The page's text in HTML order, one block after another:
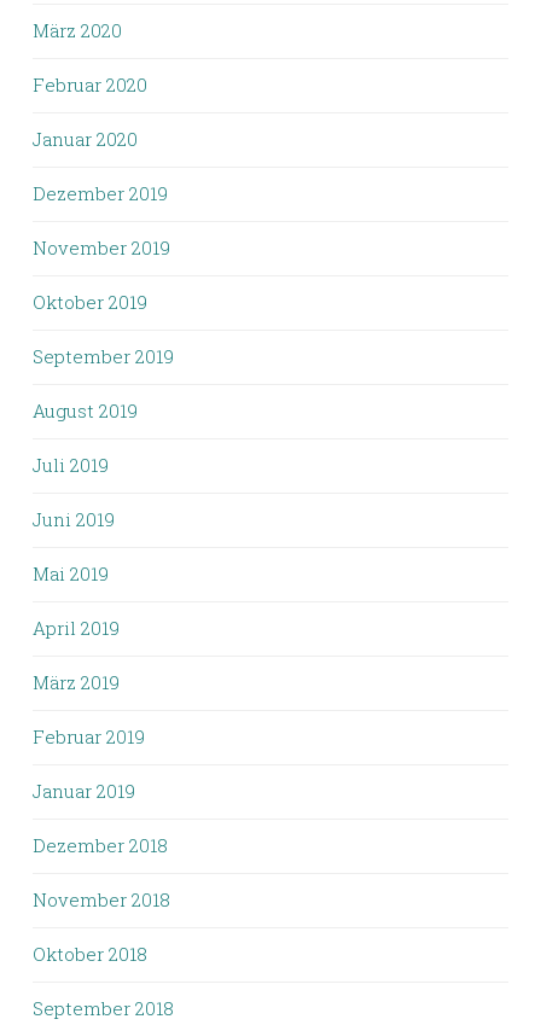
März 2020
Februar 2020
Januar 2020
Dezember 2019
November 2019
Oktober 2019
September 2019
August 2019
Juli 2019
Juni 2019
Mai 2019
April 2019
März 2019
Februar 2019
Januar 2019
Dezember 2018
November 2018
Oktober 2018
September 2018